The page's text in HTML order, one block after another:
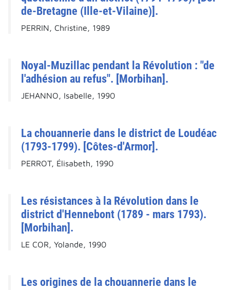
de-Bretagne (Ille-et-Vilaine)].
PERRIN, Christine, 1989
Noyal-Muzillac pendant la Révolution : "de
l'adhésion au refus". [Morbihan].
JEHANNO, Isabelle, 1990
La chouannerie dans le district de Loudéac
(1793-1799). [Côtes-d'Armor].
PERROT, Élisabeth, 1990
Les résistances à la Révolution dans le
district d'Hennebont (1789 - mars 1793).
[Morbihan].
LE COR, Yolande, 1990
Les origines de la chouannerie dans le